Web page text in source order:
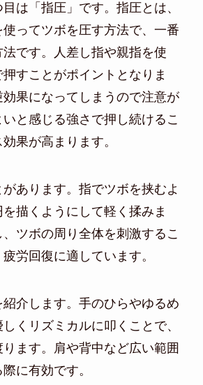
は「指圧」です。指圧とは、
ってツボを圧す方法で、一番
です。人差し指や親指を使
すことがポイントとなりま
果になってしまうので注意が
と感じる強さで押し続けるこ
果が高まります。
あります。指でツボを挟むよ
描くようにして軽く揉みま
ツボの周り全体を刺激するこ
労回復に適しています。
介します。手のひらやゆるめ
くリズミカルに叩くことで、
ます。肩や背中など広い範囲
に有効です。